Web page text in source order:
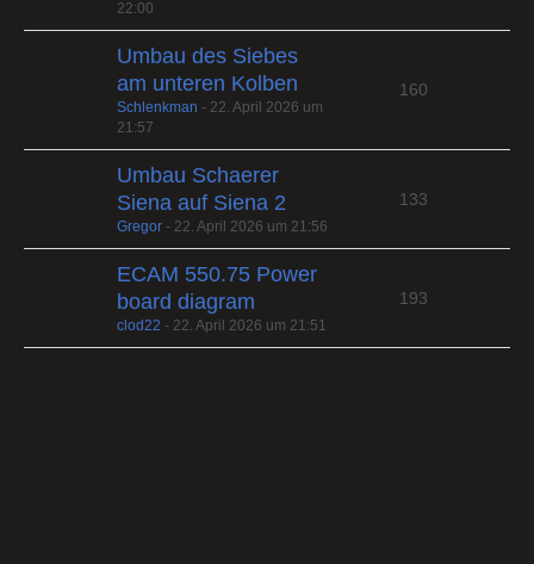
22:00
Umbau des Siebes
am unteren Kolben
Schlenkman - 22. April 2026 um
21:57
160
Umbau Schaerer
Siena auf Siena 2
Gregor - 22. April 2026 um 21:56
133
ECAM 550.75 Power
board diagram
clod22 - 22. April 2026 um 21:51
193